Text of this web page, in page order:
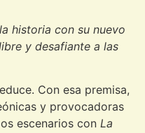
historia con su nuevo
y desafiante a las
Con esa premisa,
y provocadoras
escenarios con La